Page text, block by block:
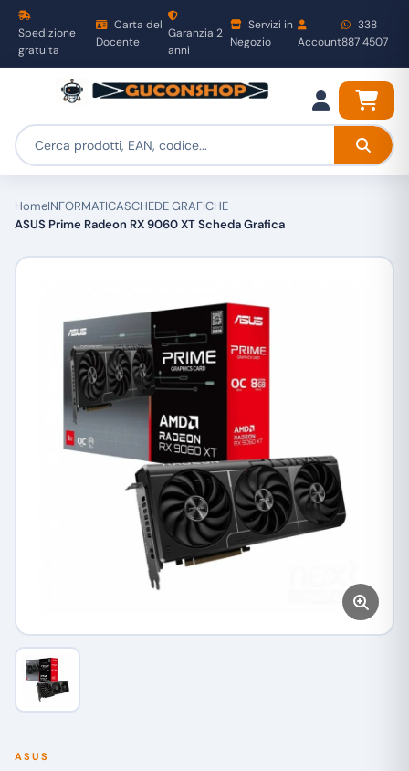
Spedizione
gratuita
Carta del
Docente
Garanzia 2
anni
Servizi in
Negozio
Account
338
887 4507
HomeINFORMATICASCHEDE GRAFICHE
ASUS Prime Radeon RX 9060 XT Scheda Grafica
ASUS